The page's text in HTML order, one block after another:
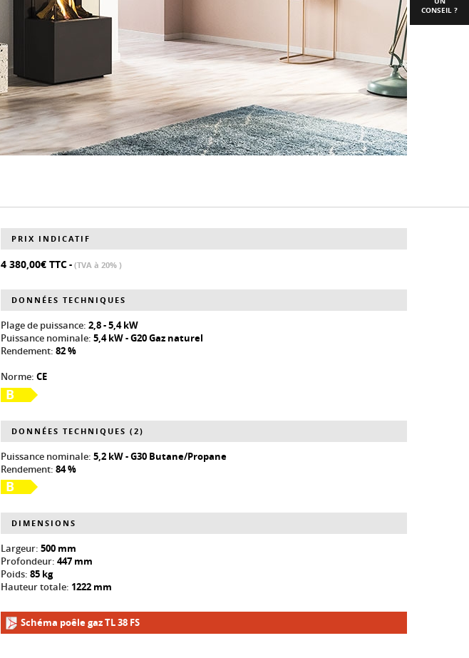
PRIX INDICATIF
4 380,00€ TTC- (TVA à 20% )
DONNÉES TECHNIQUES
Plage de puissance: 2,8 - 5,4 kW
Puissance nominale: 5,4 kW - G20 Gaz naturel
Rendement: 82 %
Norme: CE
B
DONNÉES TECHNIQUES (2)
Puissance nominale: 5,2 kW - G30 Butane/Propane
Rendement: 84 %
B
DIMENSIONS
Largeur: 500 mm
Profondeur: 447 mm
Poids: 85 kg
Hauteur totale: 1222 mm
Schéma poêle gaz TL 38 FS
CONSEIL ?